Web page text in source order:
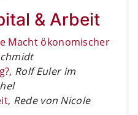
& Arbeit
Macht ökonomischer
, Rolf Euler im
, Rede von Nicole